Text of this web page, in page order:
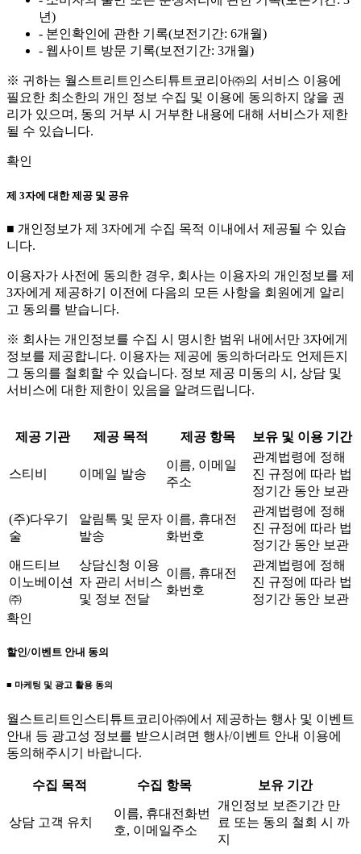
년)
- 본인확인에 관한 기록(보전기간: 6개월)
- 웹사이트 방문 기록(보전기간: 3개월)
※ 귀하는 월스트리트인스티튜트코리아㈜의 서비스 이용에
필요한 최소한의 개인 정보 수집 및 이용에 동의하지 않을 권
리가 있으며, 동의 거부 시 거부한 내용에 대해 서비스가 제한
될 수 있습니다.
확인
제 3자에 대한 제공 및 공유
■ 개인정보가 제 3자에게 수집 목적 이내에서 제공될 수 있습
니다.
이용자가 사전에 동의한 경우, 회사는 이용자의 개인정보를 제
3자에게 제공하기 이전에 다음의 모든 사항을 회원에게 알리
고 동의를 받습니다.
※ 회사는 개인정보를 수집 시 명시한 범위 내에서만 3자에게
정보를 제공합니다. 이용자는 제공에 동의하더라도 언제든지
그 동의를 철회할 수 있습니다. 정보 제공 미동의 시, 상담 및
서비스에 대한 제한이 있음을 알려드립니다.
제공 기관 제공 목적 제공 항목 보유 및 이용 기간
스티비 이메일 발송
이름, 이메일
주소
관계법령에 정해
진 규정에 따라 법
정기간 동안 보관
(주)다우기
술
알림톡 및 문자
발송
이름, 휴대전
화번호
관계법령에 정해
진 규정에 따라 법
정기간 동안 보관
애드티브
이노베이션
㈜
상담신청 이용
자 관리 서비스
및 정보 전달
이름, 휴대전
화번호
관계법령에 정해
진 규정에 따라 법
정기간 동안 보관
확인
할인/이벤트 안내 동의
■ 마케팅 및 광고 활용 동의
월스트리트인스티튜트코리아㈜에서 제공하는 행사 및 이벤트
안내 등 광고성 정보를 받으시려면 행사/이벤트 안내 이용에
동의해주시기 바랍니다.
수집 목적 수집 항목 보유 기간
상담 고객 유치
이름, 휴대전화번
호, 이메일주소
개인정보 보존기간 만
료 또는 동의 철회 시 까
지